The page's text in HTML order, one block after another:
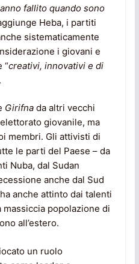
fallito quando sono
Heba, i partiti
sistematicamente
i giovani e
“creativi, innovativi e di
Girifnada altri vecchi
giovanile, ma
membri. Gli attivisti di
le parti del Paese – da
Nuba, dal Sudan
anche dal Sud
anche attinto dai talenti
popolazione di
all’estero.
un ruolo